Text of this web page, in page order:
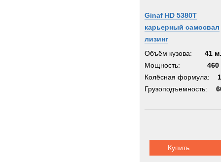
Ginaf HD 5380T
карьерный самосвал
лизинг
Объём кузова:
41
Мощность:
460
Колёсная формула:
Грузоподъемность:
Купить